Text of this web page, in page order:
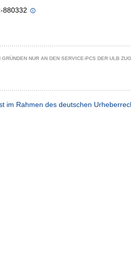
880332
NUR AN DEN SERVICE-PCS DER ULB
im Rahmen des deutschen